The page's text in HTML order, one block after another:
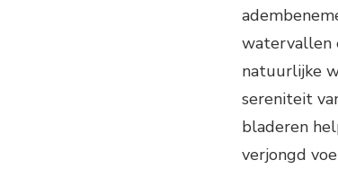
watervallen
natuurlijke
sereniteit
bladeren
verjongd